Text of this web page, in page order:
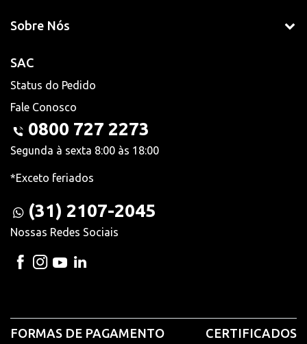
Sobre Nós
SAC
Status do Pedido
Fale Conosco
0800 727 2273
Segunda à sexta 8:00 às 18:00
*Exceto feriados
(31) 2107-2045
Nossas Redes Sociais
FORMAS DE PAGAMENTO CERTIFICADOS